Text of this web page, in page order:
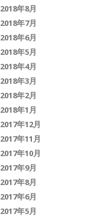
2018年8月
2018年7月
2018年6月
2018年5月
2018年4月
2018年3月
2018年2月
2018年1月
2017年12月
2017年11月
2017年10月
2017年9月
2017年8月
2017年6月
2017年5月